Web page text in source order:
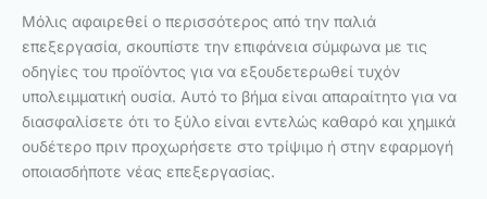
Μόλις αφαιρεθεί ο περισσότερος από την παλιά
επεξεργασία, σκουπίστε την επιφάνεια σύμφωνα με τις
οδηγίες του προϊόντος για να εξουδετερωθεί τυχόν
υπολειμματική ουσία. Αυτό το βήμα είναι απαραίτητο για να
διασφαλίσετε ότι το ξύλο είναι εντελώς καθαρό και χημικά
ουδέτερο πριν προχωρήσετε στο τρίψιμο ή στην εφαρμογή
οποιασδήποτε νέας επεξεργασίας.